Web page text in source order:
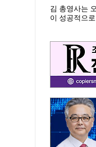
김 총영사는
이 성공적으